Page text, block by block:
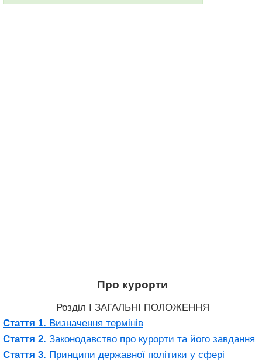
Про курорти
Розділ I ЗАГАЛЬНІ ПОЛОЖЕННЯ
Стаття 1. Визначення термінів
Стаття 2. Законодавство про курорти та його завдання
Стаття 3. Принципи державної політики у сфері